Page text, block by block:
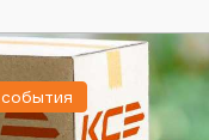
события